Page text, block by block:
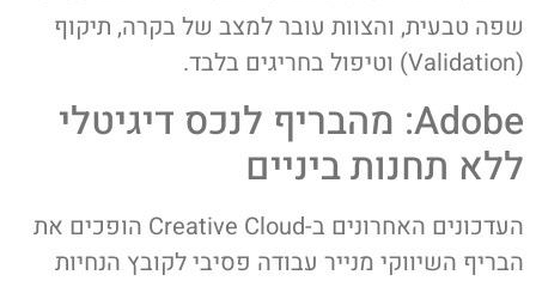
שפה טבעית, והצוות עובר למצב של בקרה, תיקוף
(Validation) וטיפול בחריגים בלבד.
Adobe: מהבריף לנכס דיגיטלי
ללא תחנות ביניים
העדכונים האחרונים ב-Creative Cloud הופכים את
הבריף השיווקי מנייר עבודה פסיבי לקובץ הנחיות